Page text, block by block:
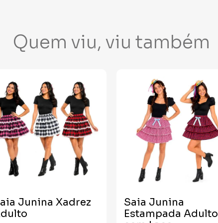
Quem viu, viu também
Junina Xadrez
Saia Junina
Estampada Adulto